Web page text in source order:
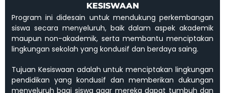
KESISWAAN
Program ini didesain untuk mendukung perkembangan
siswa secara menyeluruh, baik dalam aspek akademik
maupun non-akademik, serta membantu menciptakan
lingkungan sekolah yang kondusif dan berdaya saing.
Tujuan Kesiswaan adalah untuk menciptakan lingkungan
pendidikan yang kondusif dan memberikan dukungan
menyeluruh bagi siswa agar mereka dapat tumbuh dan